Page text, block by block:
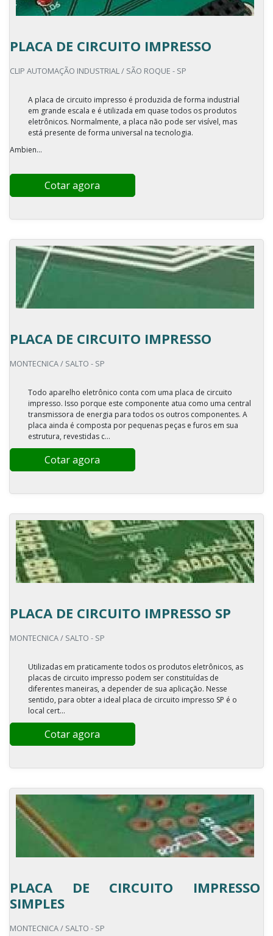
PLACA DE CIRCUITO IMPRESSO
CLIP AUTOMAÇÃO INDUSTRIAL / SÃO ROQUE - SP
A placa de circuito impresso é produzida de forma industrial
em grande escala e é utilizada em quase todos os produtos
eletrônicos. Normalmente, a placa não pode ser visível, mas
está presente de forma universal na tecnologia.
Ambien...
Cotar agora
PLACA DE CIRCUITO IMPRESSO
MONTECNICA / SALTO - SP
Todo aparelho eletrônico conta com uma placa de circuito
impresso. Isso porque este componente atua como uma central
transmissora de energia para todos os outros componentes. A
placa ainda é composta por pequenas peças e furos em sua
estrutura, revestidas c...
Cotar agora
PLACA DE CIRCUITO IMPRESSO SP
MONTECNICA / SALTO - SP
Utilizadas em praticamente todos os produtos eletrônicos, as
placas de circuito impresso podem ser constituídas de
diferentes maneiras, a depender de sua aplicação. Nesse
sentido, para obter a ideal placa de circuito impresso SP é o
local cert...
Cotar agora
PLACA DE CIRCUITO IMPRESSO
SIMPLES
MONTECNICA / SALTO - SP